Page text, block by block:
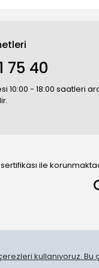
kullanıyoruz. Bu
75 40
10:00 - 18:00 saatleri
ile